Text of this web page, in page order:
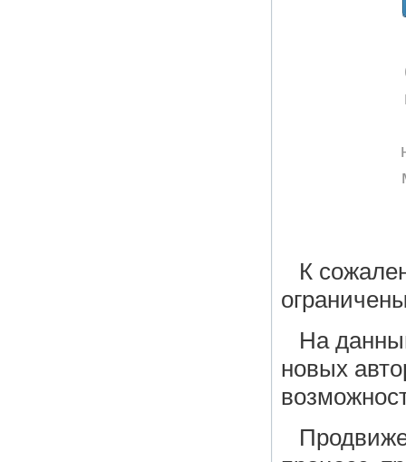
К
На
новых